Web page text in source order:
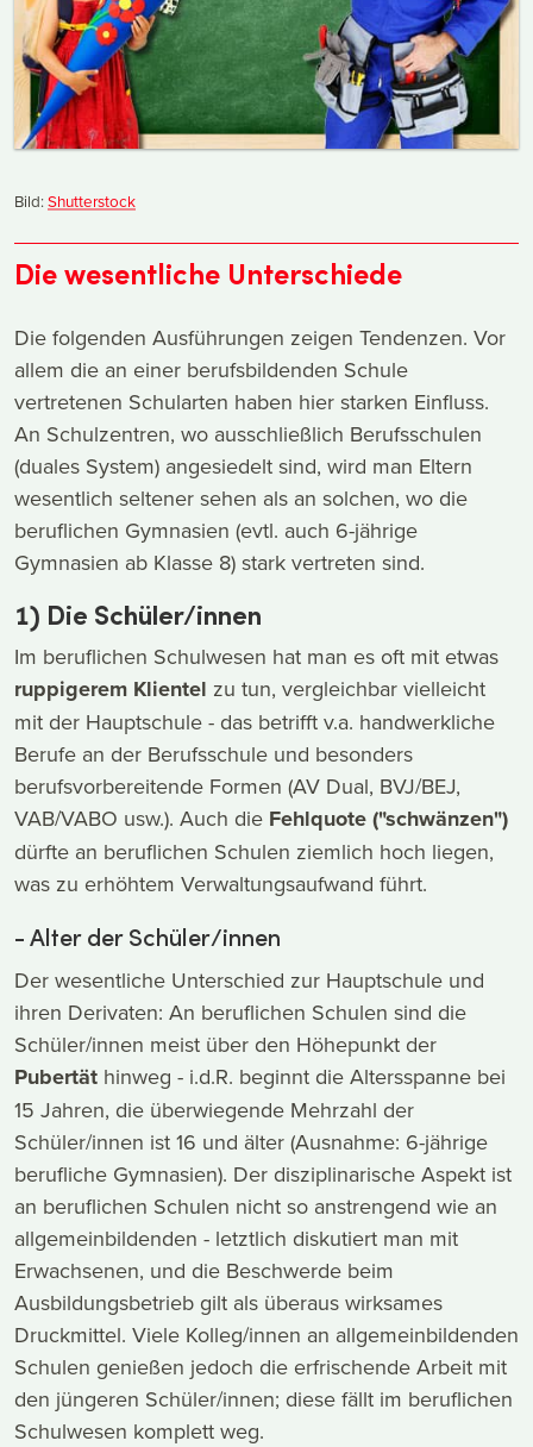
Bild:Shutterstock
Die wesentliche Unterschiede
Die folgenden Ausführungen zeigen Tendenzen. Vor
allem die an einer berufsbildenden Schule
vertretenen Schularten haben hier starken Einfluss.
An Schulzentren, wo ausschließlich Berufsschulen
(duales System) angesiedelt sind, wird man Eltern
wesentlich seltener sehen als an solchen, wo die
beruflichen Gymnasien (evtl. auch 6-jährige
Gymnasien ab Klasse 8) stark vertreten sind.
1) Die Schüler/innen
Im beruflichen Schulwesen hat man es oft mit etwas
ruppigerem Klientel zu tun, vergleichbar vielleicht
mit der Hauptschule - das betrifft v.a. handwerkliche
Berufe an der Berufsschule und besonders
berufsvorbereitende Formen (AV Dual, BVJ/BEJ,
VAB/VABO usw.). Auch die Fehlquote ("schwänzen")
dürfte an beruflichen Schulen ziemlich hoch liegen,
was zu erhöhtem Verwaltungsaufwand führt.
- Alter der Schüler/innen
Der wesentliche Unterschied zur Hauptschule und
ihren Derivaten: An beruflichen Schulen sind die
Schüler/innen meist über den Höhepunkt der
Pubertät hinweg - i.d.R. beginnt die Altersspanne bei
15 Jahren, die überwiegende Mehrzahl der
Schüler/innen ist 16 und älter (Ausnahme: 6-jährige
berufliche Gymnasien). Der disziplinarische Aspekt ist
an beruflichen Schulen nicht so anstrengend wie an
allgemeinbildenden - letztlich diskutiert man mit
Erwachsenen, und die Beschwerde beim
Ausbildungsbetrieb gilt als überaus wirksames
Druckmittel. Viele Kolleg/innen an allgemeinbildenden
Schulen genießen jedoch die erfrischende Arbeit mit
den jüngeren Schüler/innen; diese fällt im beruflichen
Schulwesen komplett weg.